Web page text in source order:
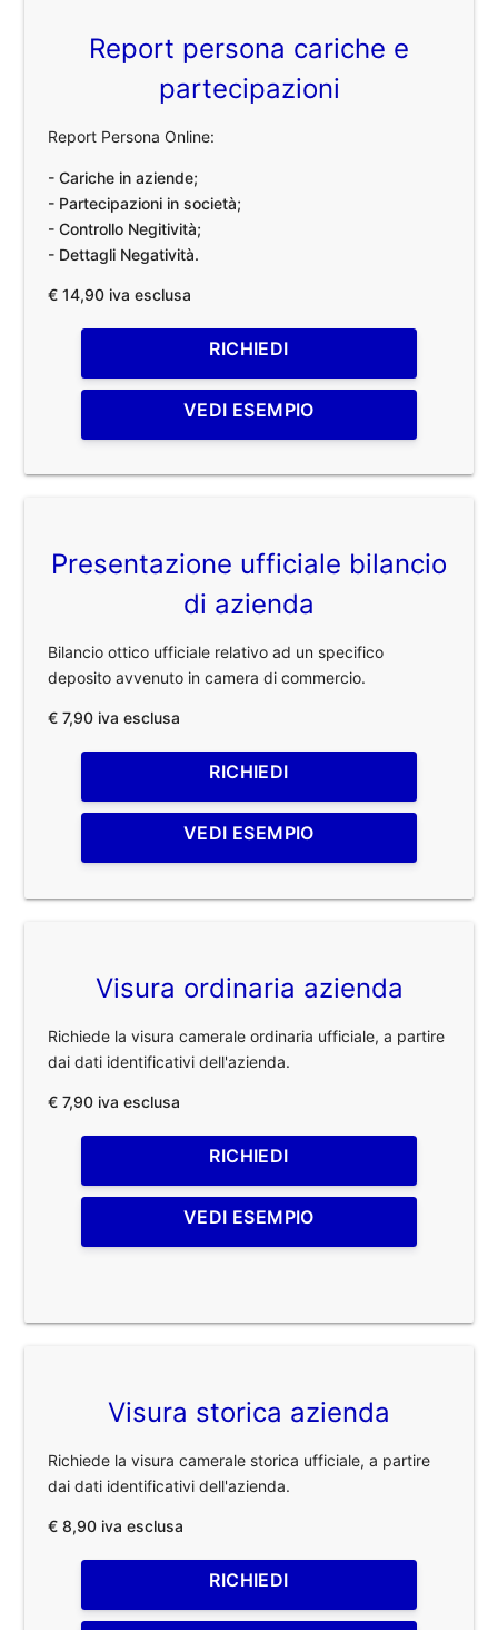
Report persona cariche e
partecipazioni
Report Persona Online:
- Cariche in aziende;
- Partecipazioni in società;
- Controllo Negitività;
- Dettagli Negatività.
€ 14,90 iva esclusa
RICHIEDI
VEDI ESEMPIO
Presentazione ufficiale bilancio
di azienda
Bilancio ottico ufficiale relativo ad un specifico
deposito avvenuto in camera di commercio.
€ 7,90 iva esclusa
RICHIEDI
VEDI ESEMPIO
Visura ordinaria azienda
Richiede la visura camerale ordinaria ufficiale, a partire
dai dati identificativi dell'azienda.
€ 7,90 iva esclusa
RICHIEDI
VEDI ESEMPIO
Visura storica azienda
Richiede la visura camerale storica ufficiale, a partire
dai dati identificativi dell'azienda.
€ 8,90 iva esclusa
RICHIEDI